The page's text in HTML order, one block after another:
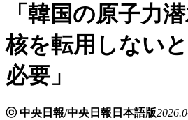
「韓国の原子力
核を転用しない
必要」
ⓒ 中央日報/中央日報日本語版